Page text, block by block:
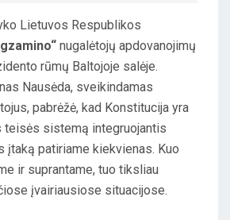
Lietuvos Respublikos
nugalėtojų apdovanojimų
rūmų Baltojoje salėje.
Nausėda, sveikindamas
pabrėžė, kad Konstitucija yra
sistemą integruojantis
įtaką patiriame kiekvienas. Kuo
ir suprantame, tuo tiksliau
įvairiausiose situacijose.